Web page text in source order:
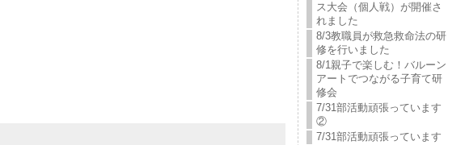
ス大会（個人戦）が開催さ
れました
8/3教職員が救急救命法の研
修を行いました
8/1親子で楽しむ！バルーン
アートでつながる子育て研
修会
7/31部活動頑張っています
②
7/31部活動頑張っています